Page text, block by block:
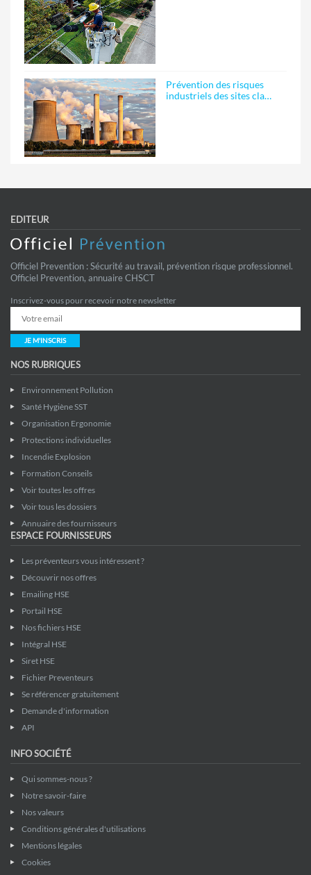
Prévention des risques
industriels des sites cla…
EDITEUR
Officiel Prevention : Sécurité au travail, prévention risque professionnel.
Officiel Prevention, annuaire CHSCT
Inscrivez-vous pour recevoir notre newsletter
JE M'INSCRIS
NOS RUBRIQUES
Environnement Pollution
Santé Hygiène SST
Organisation Ergonomie
Protections individuelles
Incendie Explosion
Formation Conseils
Voir toutes les offres
Voir tous les dossiers
Annuaire des fournisseurs
ESPACE FOURNISSEURS
Les préventeurs vous intéressent ?
Découvrir nos offres
Emailing HSE
Portail HSE
Nos fichiers HSE
Intégral HSE
Siret HSE
Fichier Preventeurs
Se référencer gratuitement
Demande d'information
API
INFO SOCIÉTÉ
Qui sommes-nous ?
Notre savoir-faire
Nos valeurs
Conditions générales d'utilisations
Mentions légales
Cookies